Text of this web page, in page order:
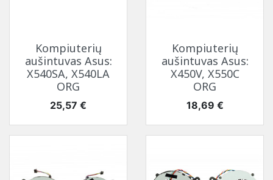
Kompiuterių
aušintuvas Asus:
X540SA, X540LA
ORG
Kaina
25,57 €
Kompiuterių
aušintuvas Asus:
X450V, X550C
ORG
Kaina
18,69 €